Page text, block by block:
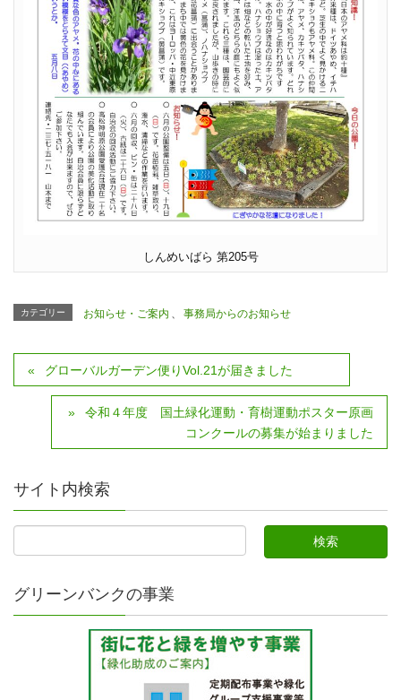
しんめいばら 第205号
カテゴリー お知らせ・ご案内 事務局からのお知らせ
グローバルガーデン便りVol.21が届きました
令和４年度 国土緑化運動・育樹運動ポスター原画
コンクールの募集が始まりました
サイト内検索
グリーンバンクの事業